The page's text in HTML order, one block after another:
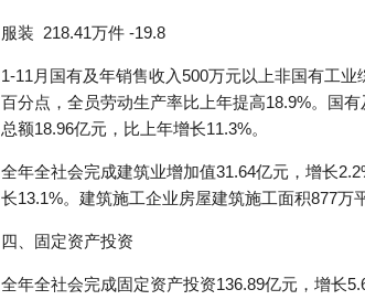
服装 218.41万件 -19.8
1-11月国有及年销售收入500万元以上非国有工
百分点，全员劳动生产率比上年提高18.9%。国
总额18.96亿元，比上年增长11.3%。
全年全社会完成建筑业增加值31.64亿元，增长
长13.1%。建筑施工企业房屋建筑施工面积877万
四、固定资产投资
全年全社会完成固定资产投资136.89亿元，增长